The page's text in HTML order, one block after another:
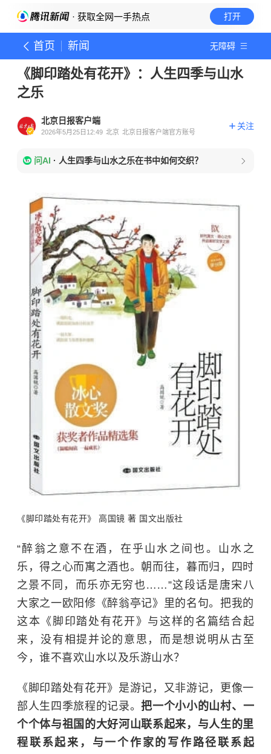
· 获取全网一手热点 打开
首页 新闻 无障碍
《脚印踏处有花开》：人生四季与山水
之乐
北京日报客户端
2026年5月25日12:49 北京 北京日报客户端官方账号
关注
问AI · 人生四季与山水之乐在书中如何交织？
《脚印踏处有花开》 高国镜 著 国文出版社
“醉翁之意不在酒，在乎山水之间也。山水之
乐，得之心而寓之酒也。朝而往，暮而归，四时
之景不同，而乐亦无穷也……”这段话是唐宋八
大家之一欧阳修《醉翁亭记》里的名句。把我的
这本《脚印踏处有花开》与这样的名篇结合起
来，没有相提并论的意思，而是想说明从古至
今，谁不喜欢山水以及乐游山水？
《脚印踏处有花开》是游记，又非游记，更像一
部人生四季旅程的记录。把一个小小的山村、一
个个体与祖国的大好河山联系起来，与人生的里
程联系起来，与一个作家的写作路径联系起